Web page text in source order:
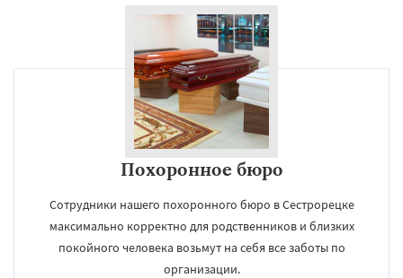
Похоронное бюро
Сотрудники нашего похоронного бюро в Сестрорецке
максимально корректно для родственников и близких
покойного человека возьмут на себя все заботы по
организации.